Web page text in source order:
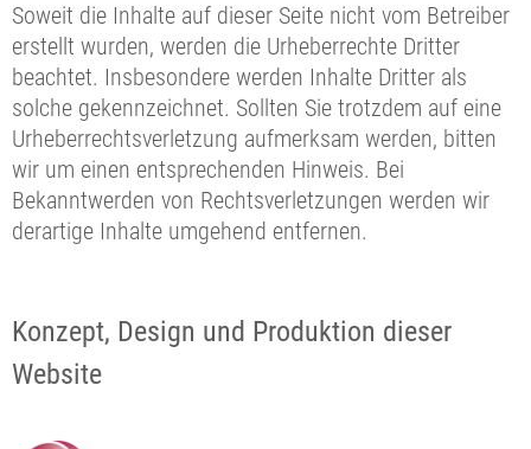
Soweit die Inhalte auf dieser Seite nicht vom Betreiber
erstellt wurden, werden die Urheberrechte Dritter
beachtet. Insbesondere werden Inhalte Dritter als
solche gekennzeichnet. Sollten Sie trotzdem auf eine
Urheberrechtsverletzung aufmerksam werden, bitten
wir um einen entsprechenden Hinweis. Bei
Bekanntwerden von Rechtsverletzungen werden wir
derartige Inhalte umgehend entfernen.
Konzept, Design und Produktion dieser
Website